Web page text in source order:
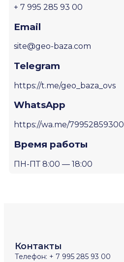
+ 7 995 285 93 00
Email
site@geo-baza.com
Telegram
https://t.me/geo_baza_ovs
WhatsApp
https://wa.me/79952859300
Время работы
ПН-ПТ 8:00 — 18:00
Контакты
Телефон: + 7 995 285 93 00